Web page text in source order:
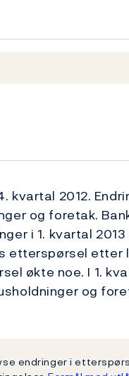
kvartal 2012.
og foretak.
i 1. kvartal
etter­spørsel etter
økte noe. I 1.
og
endringer i